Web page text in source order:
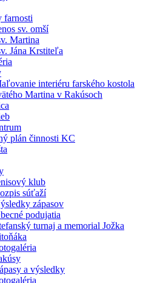
farnosti
sv. omší
Martina
Jána Krstiteľa
interiéru farského kostola
Martina v Rakúsoch
plán činnosti KC
klub
súťaží
zápasov
podujatia
turnaj a memorial Jožka
a výsledky